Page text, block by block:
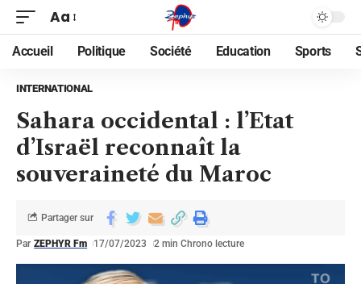
Aa
Accueil Politique Société Education Sports
INTERNATIONAL
Sahara occidental : l’Etat
d’Israël reconnaît la
souveraineté du Maroc
Par ZEPHYR Fm 17/07/2023 2 min Chrono lecture
Partager sur